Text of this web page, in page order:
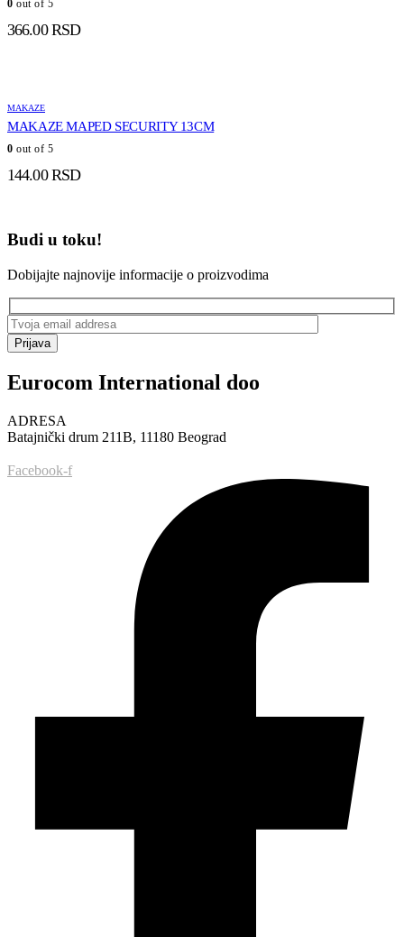
0 out of 5
366.00RSD
MAKAZE
MAKAZE MAPED SECURITY 13CM
0 out of 5
144.00RSD
Budi u toku!
Dobijajte najnovije informacije o proizvodima
Prijava
Eurocom International doo
ADRESA
Batajnički drum 211B, 11180 Beograd
Facebook-f